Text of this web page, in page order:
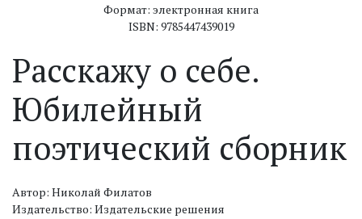
Формат: электронная книга
ISBN: 9785447439019
Расскажу о себе.
Юбилейный
поэтический сборник
Автор: Николай Филатов
Издательство: Издательские решения